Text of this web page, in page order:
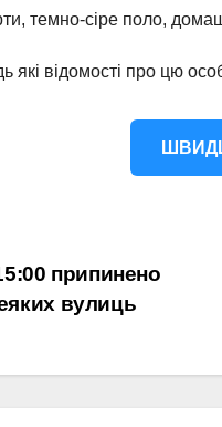
темно-сіре поло,
які відомості про цю
припинено
вулиць